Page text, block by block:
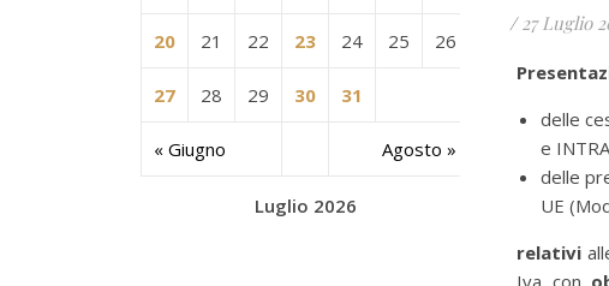
Luglio 2026
« Giugno Agosto »
20 21 22 23 24 25 26
27 28 29 30 31
/ 27 Luglio
delle
e
delle
UE
relativi
Iva con